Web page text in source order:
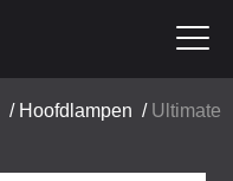
/ Hoofdlampen / Ultimate